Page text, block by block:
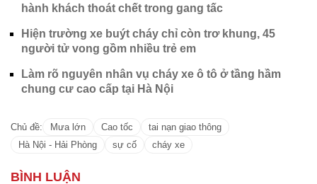
hành khách thoát chết trong gang tấc
Hiện trường xe buýt cháy chỉ còn trơ khung, 45
người tử vong gồm nhiều trẻ em
Làm rõ nguyên nhân vụ cháy xe ô tô ở tầng hầm
chung cư cao cấp tại Hà Nội
Chủ đề: Mưa lớn Cao tốc
tai nạn giao thông
Hà Nội - Hải Phòng
sự cố cháy xe